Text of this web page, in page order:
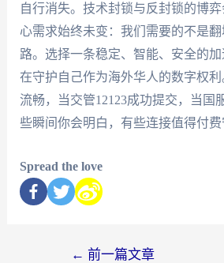
自行消失。技术封锁与反封锁的博
心需求始终未变：我们需要的不是
路。选择一条稳定、智能、安全的
在守护自己作为海外华人的数字权
流畅，当交管12123成功提交，当国
些瞬间你会明白，有些连接值得付费
Spread the love
← 前一篇文章